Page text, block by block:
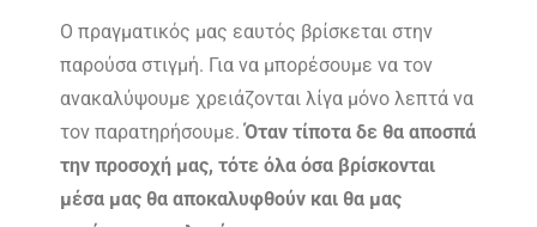
Ο πραγματικός μας εαυτός βρίσκεται στην
παρούσα στιγμή. Για να μπορέσουμε να τον
ανακαλύψουμε χρειάζονται λίγα μόνο λεπτά να
τον παρατηρήσουμε.Όταν τίποτα δε θα αποσπά
την προσοχή μας, τότε όλα όσα βρίσκονται
μέσα μας θα αποκαλυφθούν και θα μας